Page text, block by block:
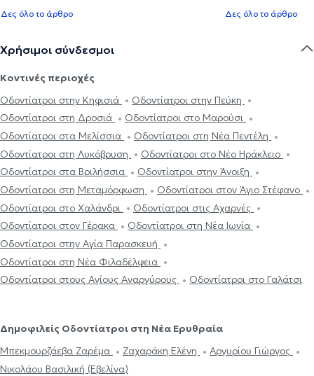
Δες όλο το άρθρο Δες όλο το άρθρο
Χρήσιμοι σύνδεσμοι
Κοντινές περιοχές
Οδοντίατροι στην Κηφισιά
Οδοντίατροι στην Πεύκη
Οδοντίατροι στη Δροσιά
Οδοντίατροι στο Μαρούσι
Οδοντίατροι στα Μελίσσια
Οδοντίατροι στη Νέα Πεντέλη
Οδοντίατροι στη Λυκόβρυση
Οδοντίατροι στο Νέο Ηράκλειο
Οδοντίατροι στα Βριλήσσια
Οδοντίατροι στην Άνοιξη
Οδοντίατροι στη Μεταμόρφωση
Οδοντίατροι στον Άγιο Στέφανο
Οδοντίατροι στο Χαλάνδρι
Οδοντίατροι στις Αχαρνές
Οδοντίατροι στον Γέρακα
Οδοντίατροι στη Νέα Ιωνία
Οδοντίατροι στην Αγία Παρασκευή
Οδοντίατροι στη Νέα Φιλαδέλφεια
Οδοντίατροι στους Αγίους Αναργύρους
Οδοντίατροι στο Γαλάτσι
Δημοφιλείς Οδοντίατροι στη Νέα Ερυθραία
Μπεκμουρζάεβα Ζαρέμα
Ζαχαράκη Ελένη
Αργυρίου Γιώργος
Νικολάου Βασιλική (Εβελίνα)